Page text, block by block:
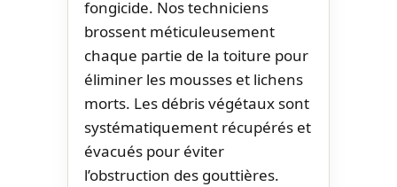
fongicide. Nos techniciens
brossent méticuleusement
chaque partie de la toiture pour
éliminer les mousses et lichens
morts. Les débris végétaux sont
systématiquement récupérés et
évacués pour éviter
l’obstruction des gouttières.